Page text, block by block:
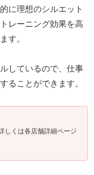
に理想のシルエット
レーニング効果を高
す。
しているので、仕事
ることができます。
しくは各店舗詳細ページ